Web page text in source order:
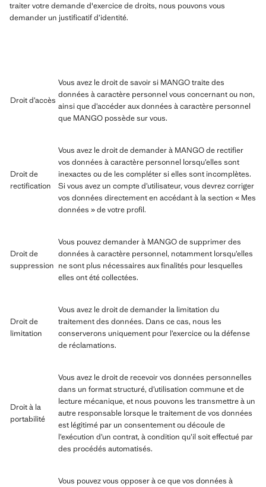
traiter votre demande d'exercice de droits, nous pouvons vous
demander un justificatif d’identité.
Droit d’accès
Vous avez le droit de savoir si MANGO traite des
données à caractère personnel vous concernant ou non,
ainsi que d’accéder aux données à caractère personnel
que MANGO possède sur vous.
Droit de
rectification
Vous avez le droit de demander à MANGO de rectifier
vos données à caractère personnel lorsqu’elles sont
inexactes ou de les compléter si elles sont incomplètes.
Si vous avez un compte d’utilisateur, vous devrez corriger
vos données directement en accédant à la section « Mes
données » de votre profil.
Droit de
suppression
Vous pouvez demander à MANGO de supprimer des
données à caractère personnel, notamment lorsqu’elles
ne sont plus nécessaires aux finalités pour lesquelles
elles ont été collectées.
Droit de
limitation
Vous avez le droit de demander la limitation du
traitement des données. Dans ce cas, nous les
conserverons uniquement pour l’exercice ou la défense
de réclamations.
Droit à la
portabilité
Vous avez le droit de recevoir vos données personnelles
dans un format structuré, d’utilisation commune et de
lecture mécanique, et nous pouvons les transmettre à un
autre responsable lorsque le traitement de vos données
est légitimé par un consentement ou découle de
l’exécution d’un contrat, à condition qu’il soit effectué par
des procédés automatisés.
Vous pouvez vous opposer à ce que vos données à